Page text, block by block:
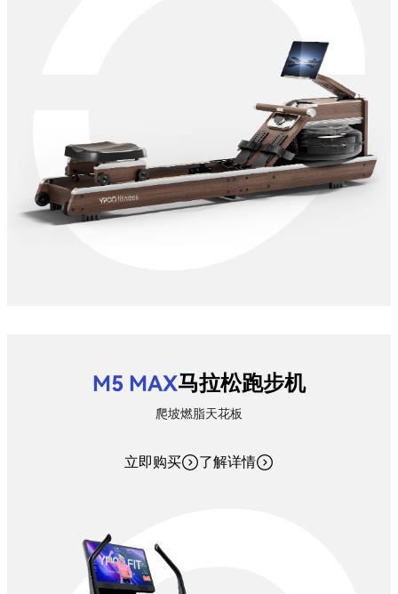
M5 MAX马拉松跑步机
爬坡燃脂天花板
立即购买 了解详情